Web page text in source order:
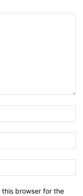
this browser for the